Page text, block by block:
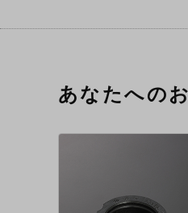
あなたへの